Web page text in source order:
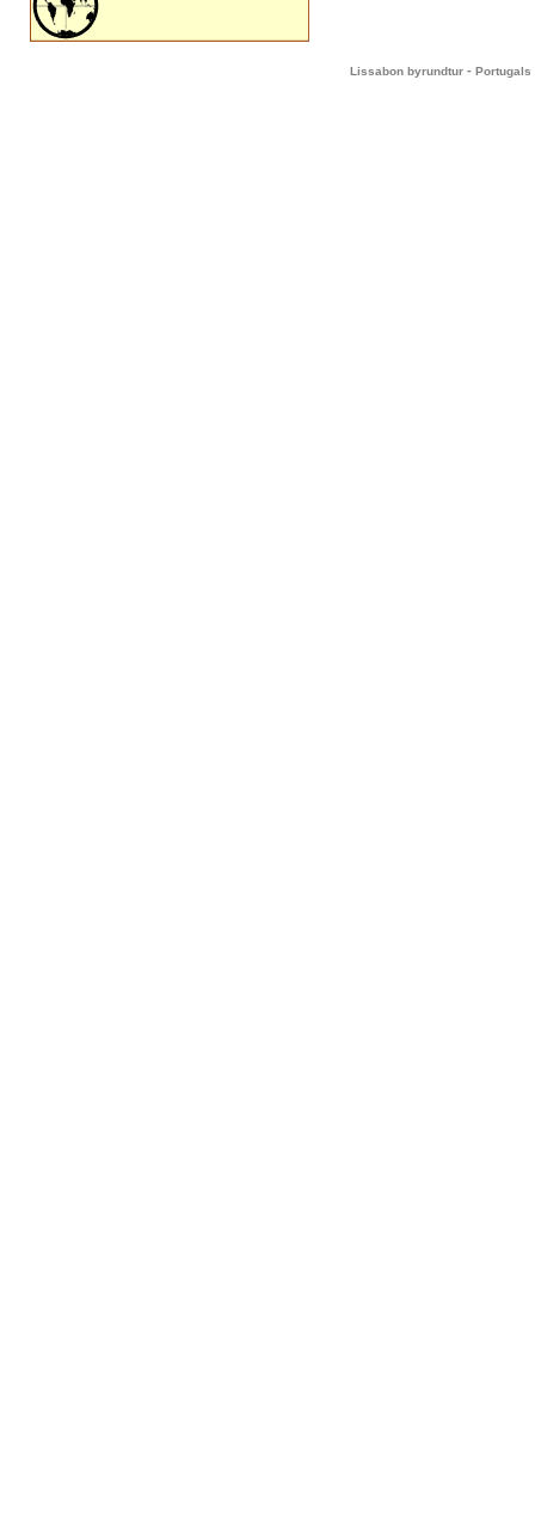
Lissabon byrundtur - Portugals